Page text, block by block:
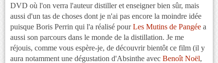
DVD où l'on verra l'auteur distiller et enseigner bien sûr, mais
aussi d'un tas de choses dont je n'ai pas encore la moindre idée
puisque Boris Perrin qui l'a réalisé pourLes Mutins de Pangée a
aussi son parcours dans le monde de la distillation. Je me
réjouis, comme vous espère-je, de découvrir bientôt ce film (il y
aura notamment une dégustation d'Absinthe avec Benoît Noël,